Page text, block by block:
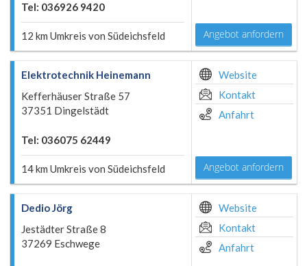
Tel: 036926 9420
12 km Umkreis von Südeichsfeld Angebot anfordern
Elektrotechnik Heinemann
Kefferhäuser Straße 57
37351 Dingelstädt
Tel: 036075 62449
14 km Umkreis von Südeichsfeld
Website
Kontakt
Anfahrt
Angebot anfordern
Dedio Jörg
Jestädter Straße 8
37269 Eschwege
Website
Kontakt
Anfahrt